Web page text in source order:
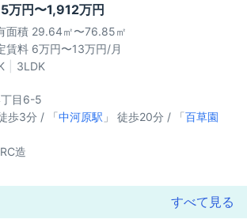
万円〜1,912万円
面積 29.64㎡〜76.85㎡
賃料 6万円〜13万円/月
3LDK
目6-5
歩3分 / 「中河原駅 」 徒歩20分 / 「百草園
RC造
すべて見る